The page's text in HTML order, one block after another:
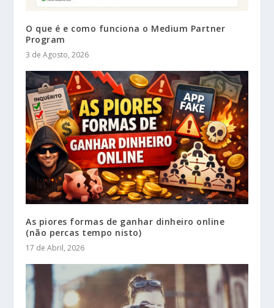
O que é e como funciona o Medium Partner
Program
3 de Agosto, 2026
As piores formas de ganhar dinheiro online
(não percas tempo nisto)
17 de Abril, 2026